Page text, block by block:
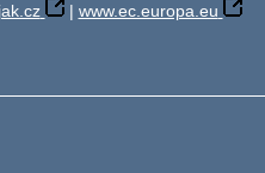
| www.ec.europa.eu